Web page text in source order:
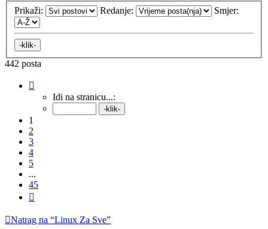
Prikaži: Redanje: Smjer:
442 posta
45 .Idi na stranicu...:
1
2
3
4
5
...
45
Natrag na “Linux Za Sve”